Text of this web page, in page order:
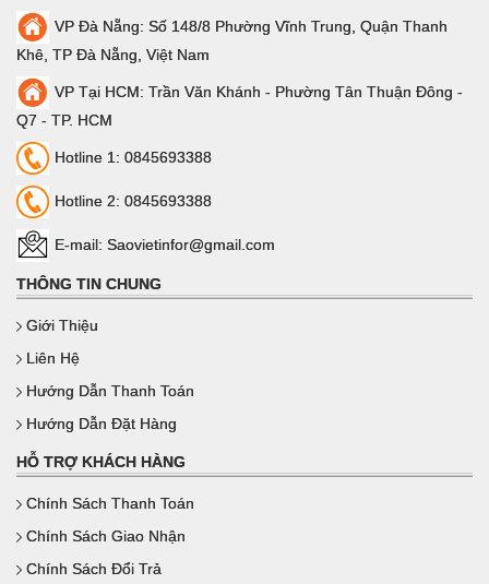
VP Đà Nẵng: Số 148/8 Phường Vĩnh Trung, Quận Thanh
Khê, TP Đà Nẵng, Việt Nam
VP Tại HCM: Trần Văn Khánh - Phường Tân Thuận Đông -
Q7 - TP. HCM
Hotline 1: 0845693388
Hotline 2: 0845693388
E-mail: Saovietinfor@gmail.com
THÔNG TIN CHUNG
Giới Thiệu
Liên Hệ
Hướng Dẫn Thanh Toán
Hướng Dẫn Đặt Hàng
HỖ TRỢ KHÁCH HÀNG
Chính Sách Thanh Toán
Chính Sách Giao Nhận
Chính Sách Đổi Trả